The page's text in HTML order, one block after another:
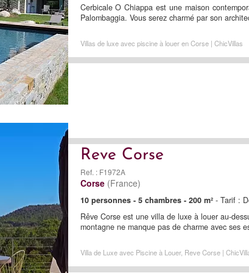
Cerbicale O Chiappa est une maison
Palombaggia. Vous serez charmé par son
Villas de luxe avec piscine à louer en Corse | ChicVillas
Reve Corse
Ref. : F1972A
Corse (France)
10 personnes - 5 chambres - 200 m²- Tarif :
Rêve Corse est une villa de luxe à louer au-
montagne ne manque pas de charme avec ses
Villa de Luxe avec Piscine à Louer, Reve Corse |